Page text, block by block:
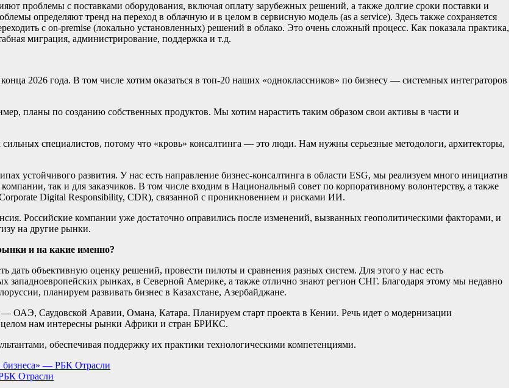
проблемы с поставками оборудования, включая оплату зарубежных решений, а также долгие сроки поставки и
определяют тренд на переход в облачную и в целом в сервисную модель (as a service). Здесь также сохраняется
с on-premise (локально установленных) решений в облако. Это очень сложный процесс. Как показала практика,
миграция, администрирование, поддержка и т.д.
2026 года. В том числе хотим оказаться в топ-20 наших «одноклассников» по бизнесу — системных интеграторов
планы по созданию собственных продуктов. Мы хотим нарастить таким образом свои активы в части и
специалистов, потому что «кровь» консалтинга — это люди. Нам нужны серьезные методологи, архитекторы,
устойчивого развития. У нас есть направление бизнес-консалтинга в области ESG, мы реализуем много инициатив
так и для заказчиков. В том числе входим в Национальный совет по корпоративному волонтерству, а также
Digital Responsibility, CDR), связанной с проникновением и рисками ИИ.
Российские компании уже достаточно оправились после изменений, вызванных геополитическими факторами, и
на другие рынки.
и на какие именно?
объективную оценку решений, провести пилоты и сравнения разных систем. Для этого у нас есть
западноевропейских рынках, в Северной Америке, а также отлично знают регион СНГ. Благодаря этому мы недавно
планируем развивать бизнес в Казахстане, Азербайджане.
ОАЭ, Саудовской Аравии, Омана, Катара. Планируем старт проекта в Кении. Речь идет о модернизации
целом нам интересны рынки Африки и стран БРИКС.
обеспечивая поддержку их практики технологическими компетенциями.
бизнеса» — РБК Отрасли
Отрасли